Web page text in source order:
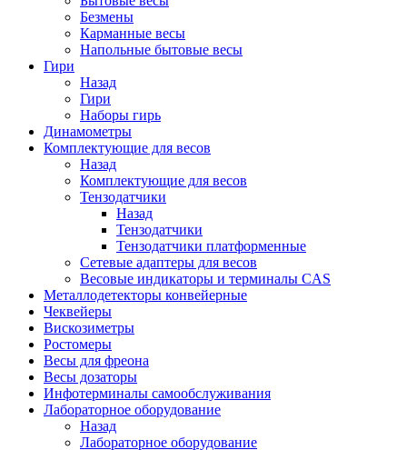
Безмены
Карманные весы
Напольные бытовые весы
Гири
Назад
Гири
Наборы гирь
Динамометры
Комплектующие для весов
Назад
Комплектующие для весов
Тензодатчики
Назад
Тензодатчики
Тензодатчики платформенные
Сетевые адаптеры для весов
Весовые индикаторы и терминалы CAS
Металлодетекторы конвейерные
Чеквейеры
Вискозиметры
Ростомеры
Весы для фреона
Весы дозаторы
Инфотерминалы самообслуживания
Лабораторное оборудование
Назад
Лабораторное оборудование